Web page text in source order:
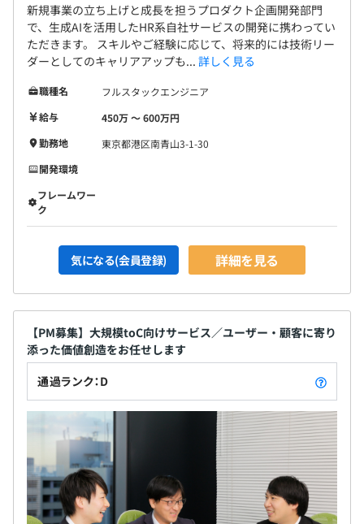
賞与：年2回（6月、12月）
昇給・昇格年1回
・各種保険完備（健康保険／厚生年金／雇用保険／労災保
険）
3カ月（年次有給休暇・特別休暇は、試用期間を経過した
時点で付与します）
新規事業の立ち上げと成長を担うプロダクト企画開発部門
で、生成AIを活用したHR系自社サービスの開発に携わってい
ただきます。 スキルやご経験に応じて、将来的には技術リー
ダーとしてのキャリアアップも... 詳しく見る
職種名
フルスタックエンジニア
給与
450万 〜 600万円
勤務地
東京都港区南青山3-1-30
開発環境
フレームワー
ク
気になる(会員登録) 詳細を見る
【PM募集】大規模toC向けサービス／ユーザー・顧客に寄り
添った価値創造をお任せします
通過ランク：D